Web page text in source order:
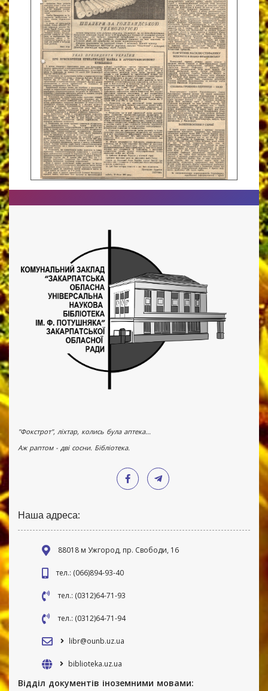
"Фокстрот", ліхтар, колись була аптека...
Аж раптом - дві сосни. Бібліотека.
Наша адреса:
88018 м Ужгород, пр. Свободи, 16
тел.: (066)894-93-40
тел.: (0312)64-71-93
тел.: (0312)64-71-94
libr@ounb.uz.ua
biblioteka.uz.ua
Відділ документів іноземними мовами: